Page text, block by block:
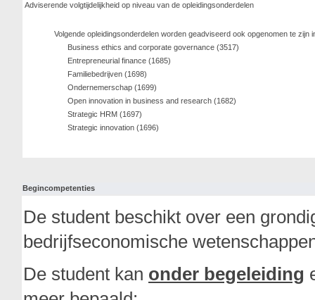
Adviserende volgtijdelijkheid op niveau van de opleidingsonderdelen
Volgende opleidingsonderdelen worden geadviseerd ook opgenomen te zijn
Business ethics and corporate governance (3517)
Entrepreneurial finance (1685)
Familiebedrijven (1698)
Ondernemerschap (1699)
Open innovation in business and research (1682)
Strategic HRM (1697)
Strategic innovation (1696)
Begincompetenties
De student beschikt over een
bedrijfseconomische
De student kan onder begeleiding